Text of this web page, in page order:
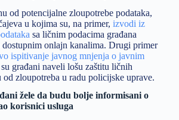
od potencijalne zloupotrebe podataka,
u kojima su, na primer, izvodi iz
sa ličnim podacima građana
dostupnim onlajn kanalima. Drugi primer
ispitivanje javnog mnjenja o javnim
građani naveli lošu zaštitu ličnih
od zloupotreba u radu policijske uprave.
žele da budu bolje informisani o
korisnici usluga